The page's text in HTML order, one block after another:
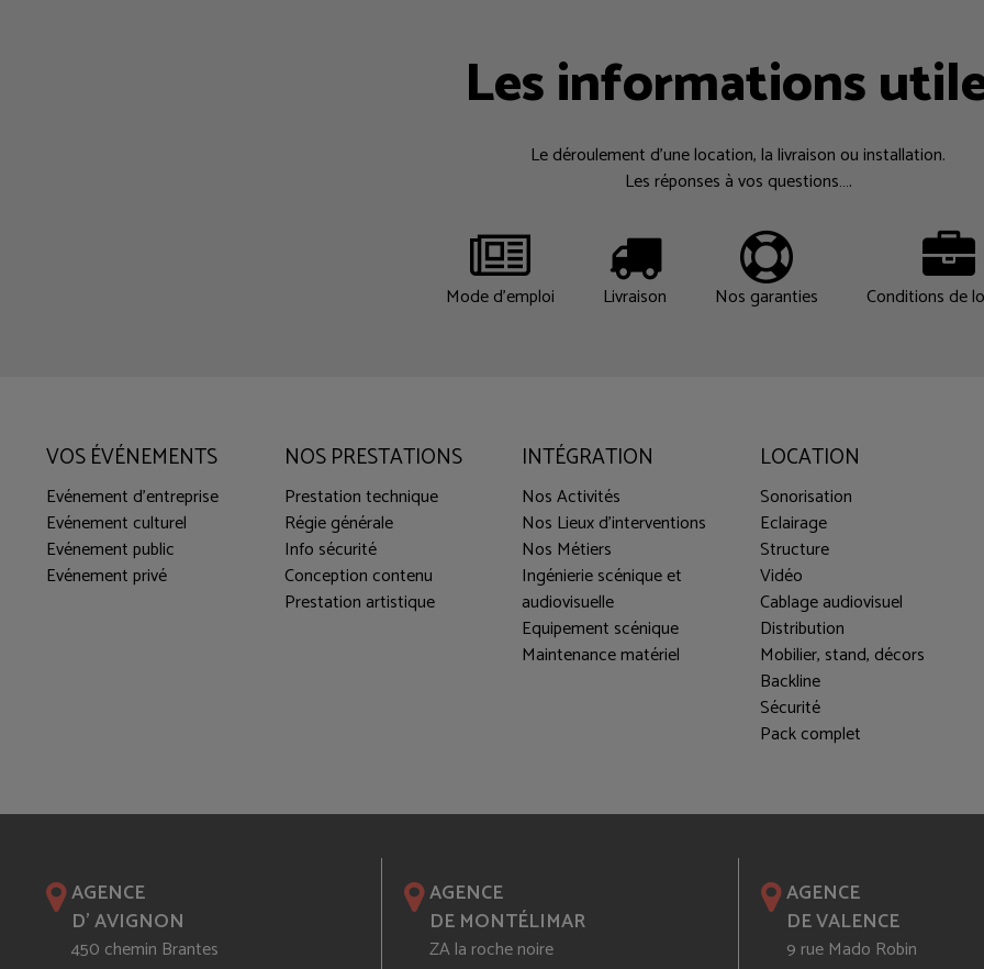
Les informations
Le déroulement d’une location, la livraison ou installation.
Les réponses à vos questions….
Mode d'emploi Livraison Nos garanties Conditions de
VOS ÉVÉNEMENTS
Evénement d'entreprise
Evénement culturel
Evénement public
Evénement privé
NOS PRESTATIONS
Prestation technique
Régie générale
Info sécurité
Conception contenu
Prestation artistique
INTÉGRATION
Nos Activités
Nos Lieux d'interventions
Nos Métiers
Ingénierie scénique et
audiovisuelle
Equipement scénique
Maintenance matériel
LOCATION
Sonorisation
Eclairage
Structure
Vidéo
Cablage audiovisuel
Distribution
Mobilier, stand, décors
Backline
Sécurité
Pack complet
AGENCE
D' AVIGNON
450 chemin Brantes
AGENCE
DE MONTÉLIMAR
ZA la roche noire
AGENCE
DE VALENCE
9 rue Mado Robin